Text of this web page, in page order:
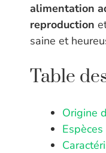
alimentation
reproduction
saine et
Table
Origine